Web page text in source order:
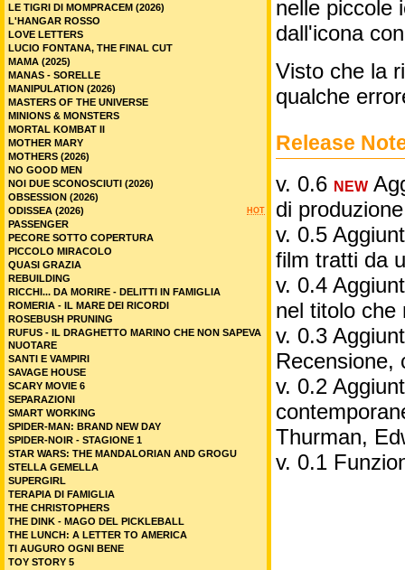
nelle piccole
dall'icona
Visto che la
qualche
Release
v. 0.6 NEW
di
v. 0.5
film tratti da
v. 0.4
nel titolo che
v. 0.3
Recensione,
v. 0.2
Thurman,
v. 0.1
LE TIGRI DI MOMPRACEM (2026)
L'HANGAR ROSSO
LOVE LETTERS
LUCIO FONTANA, THE FINAL CUT
MAMA (2025)
MANAS - SORELLE
MANIPULATION (2026)
MASTERS OF THE UNIVERSE
MINIONS & MONSTERS
MORTAL KOMBAT II
MOTHER MARY
MOTHERS (2026)
NO GOOD MEN
NOI DUE SCONOSCIUTI (2026)
OBSESSION (2026)
HOT
ODISSEA (2026)
PASSENGER
PECORE SOTTO COPERTURA
PICCOLO MIRACOLO
QUASI GRAZIA
REBUILDING
RICCHI... DA MORIRE - DELITTI IN FAMIGLIA
ROMERIA - IL MARE DEI RICORDI
ROSEBUSH PRUNING
RUFUS - IL DRAGHETTO MARINO CHE NON SAPEVA
NUOTARE
SANTI E VAMPIRI
SAVAGE HOUSE
SCARY MOVIE 6
SEPARAZIONI
SMART WORKING
SPIDER-MAN: BRAND NEW DAY
SPIDER-NOIR - STAGIONE 1
STAR WARS: THE MANDALORIAN AND GROGU
STELLA GEMELLA
SUPERGIRL
TERAPIA DI FAMIGLIA
THE CHRISTOPHERS
THE DINK - MAGO DEL PICKLEBALL
THE LUNCH: A LETTER TO AMERICA
TI AUGURO OGNI BENE
TOY STORY 5